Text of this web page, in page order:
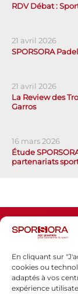
En cliquant sur
cookies ou
adaptés à vos
expérience
RDV Débat :
21 avril 2026
SPORSORA
21 avril 2026
La Review des
Garros
16 mars 2026
Étude
partenariats